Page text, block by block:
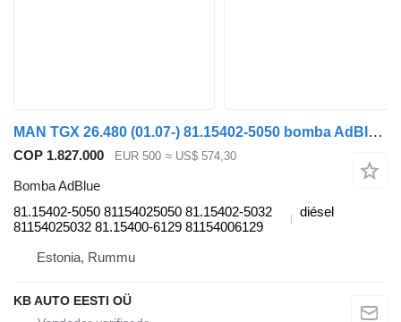
MAN TGX 26.480 (01.07-) 81.15402-5050 bomba AdBlue para MAN TGL, TGM, TGS, TGX (2005-2021) camión
COP 1.827.000 EUR 500 ≈ US$ 574,30
Bomba AdBlue
81.15402-5050 81154025050 81.15402-5032
81154025032 81.15400-6129 81154006129
diésel
Estonia, Rummu
KB AUTO EESTI OÜ